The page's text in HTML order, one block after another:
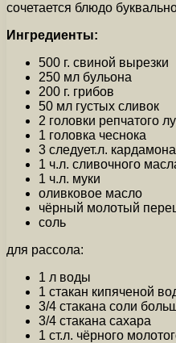
сочетается блюдо
Ингредиенты:
500 г. свиной вырезки
250 мл бульона
200 г. грибов
50 мл густых сливок
2 головки репчатого
1 головка чеснока
3 следует.л. кардамона
1 ч.л. сливочного
1 ч.л. муки
оливковое масло
чёрный молотый
соль
для рассола:
1 л воды
1 стакан кипяченой
3/4 стакана соли
3/4 стакана сахара
1 ст.л. чёрного